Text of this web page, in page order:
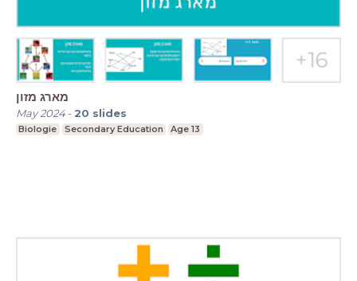
מארג מזון
May 2024- 20 slides
Biologie Secondary Education Age 13